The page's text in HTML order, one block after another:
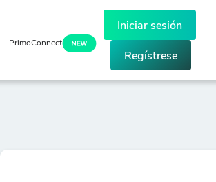
PrimoConnect
Iniciar sesión
Regístrese